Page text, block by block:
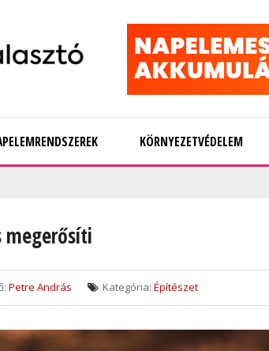
KÖRNYEZETVÉDELEM
megerősíti
Petre András Kategória: Építészet